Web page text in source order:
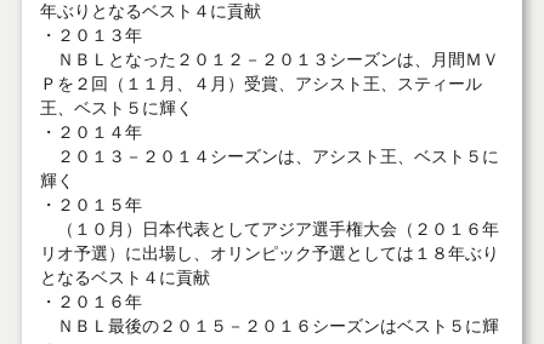
年ぶりとなるベスト４に貢献
・２０１３年
ＮＢＬとなった２０１２－２０１３シーズンは、月間ＭＶ
Ｐを２回（１１月、４月）受賞、アシスト王、スティール
王、ベスト５に輝く
・２０１４年
２０１３－２０１４シーズンは、アシスト王、ベスト５に
輝く
・２０１５年
（１０月）日本代表としてアジア選手権大会（２０１６年
リオ予選）に出場し、オリンピック予選としては１８年ぶり
となるベスト４に貢献
・２０１６年
ＮＢＬ最後の２０１５－２０１６シーズンはベスト５に輝